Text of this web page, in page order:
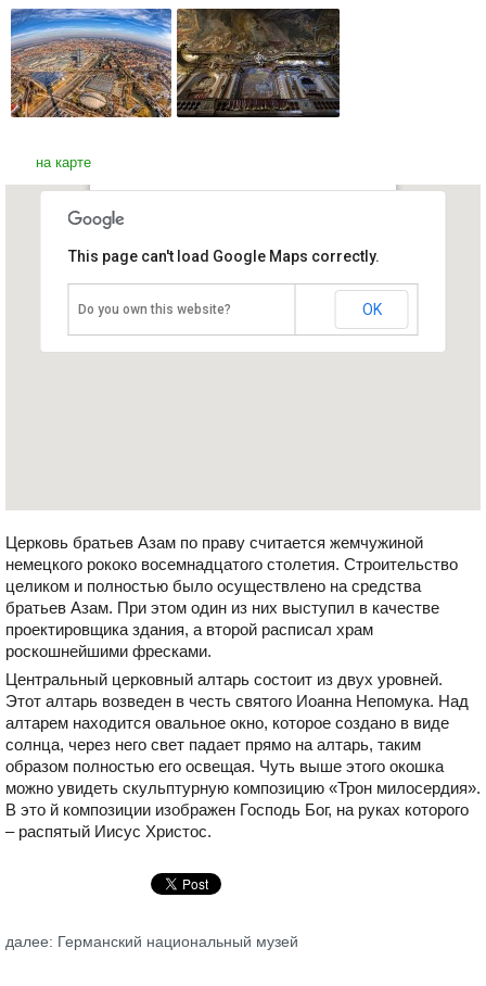
на карте
Германия, Мюнхен
This page can't load Google Maps correctly.
Do you own this website? OK
Церковь братьев Азам по праву считается жемчужиной
немецкого рококо восемнадцатого столетия. Строительство
целиком и полностью было осуществлено на средства
братьев Азам. При этом один из них выступил в качестве
проектировщика здания, а второй расписал храм
роскошнейшими фресками.
Центральный церковный алтарь состоит из двух уровней.
Этот алтарь возведен в честь святого Иоанна Непомука. Над
алтарем находится овальное окно, которое создано в виде
солнца, через него свет падает прямо на алтарь, таким
образом полностью его освещая. Чуть выше этого окошка
можно увидеть скульптурную композицию «Трон милосердия».
В это й композиции изображен Господь Бог, на руках которого
– распятый Иисус Христос.
далее: Германский национальный музей